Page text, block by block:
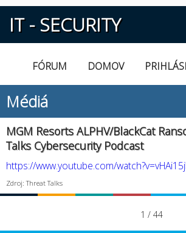
IT - SECURITY
FÓRUM DOMOV
Médiá
MGM Resorts ALPHV/BlackCat
Talks Cybersecurity Podcast
https://www.youtube.com/
Zdroj: Threat Talks
1 / 44